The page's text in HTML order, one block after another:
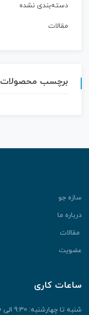
دسته‌بندی نشده
مقالات
برچسب محصولات
سازه جو
درباره ما
مقالات
عضویت
ساعات کاری
شنبه تا چهارشنبه: 9:30 الی 18:00